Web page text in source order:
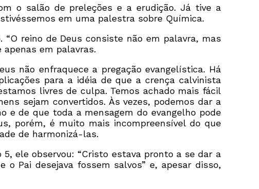
o salão de preleções e a erudição. Já tive a
em uma palestra sobre Química.
reino de Deus consiste não em palavra, mas
em palavras.
não enfraquece a pregação evangelística. Há
para a idéia de que a crença calvinista
livres de culpa. Temos achado mais fácil
sejam convertidos. Às vezes, podemos dar a
e de que toda a mensagem do evangelho pode
porém, é muito mais incompreensível do que
de harmonizá-las.
ele observou: “Cristo estava pronto a se dar a
Pai desejava fossem salvos” e, apesar disso,